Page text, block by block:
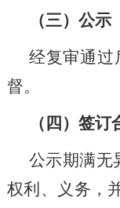
（三）公示
经复审通过
督。
（四）签订
公示期满无
权利、义务，